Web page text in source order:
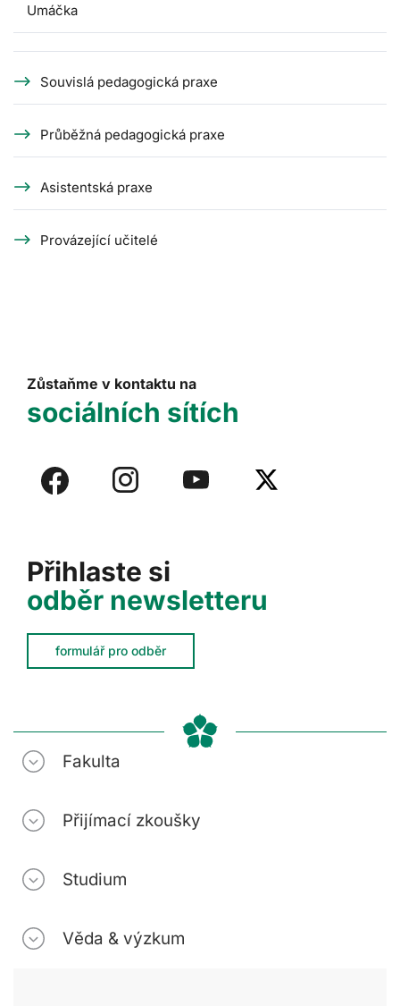
Umáčka
Souvislá pedagogická praxe
Průběžná pedagogická praxe
Asistentská praxe
Provázející učitelé
Přihlaste si
odběr newsletteru
formulář pro odběr
Zůstaňme v kontaktu na
sociálních sítích
Fakulta
Přijímací zkoušky
Studium
Věda & výzkum